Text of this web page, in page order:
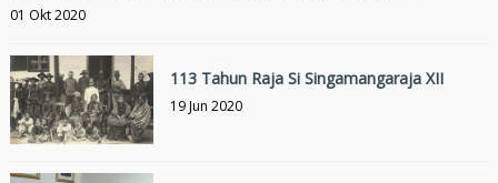
01 Okt 2020
113 Tahun Raja Si Singamangaraja XII
19 Jun 2020